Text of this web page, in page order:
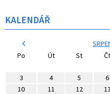
KALENDÁŘ
Po
Út St Čt
3
4 5 6
10
11 12 13